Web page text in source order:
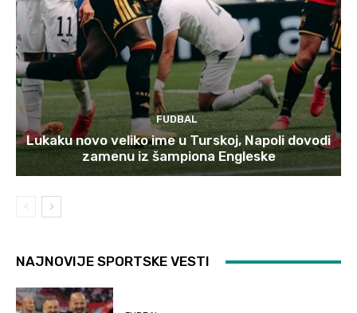
FUDBAL
Lukaku novo veliko ime u Turskoj, Napoli dovodi
zamenu iz šampiona Engleske
NAJNOVIJE SPORTSKE VESTI